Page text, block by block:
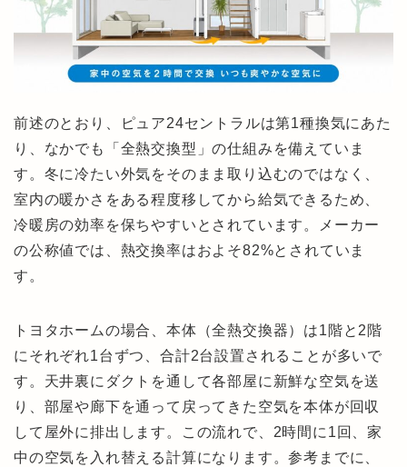
前述のとおり、ピュア24セントラルは第1種換気にあた
り、なかでも「全熱交換型」の仕組みを備えていま
す。冬に冷たい外気をそのまま取り込むのではなく、
室内の暖かさをある程度移してから給気できるため、
冷暖房の効率を保ちやすいとされています。メーカー
の公称値では、熱交換率はおよそ82%とされていま
す。
トヨタホームの場合、本体（全熱交換器）は1階と2階
にそれぞれ1台ずつ、合計2台設置されることが多いで
す。天井裏にダクトを通して各部屋に新鮮な空気を送
り、部屋や廊下を通って戻ってきた空気を本体が回収
して屋外に排出します。この流れで、2時間に1回、家
中の空気を入れ替える計算になります。参考までに、